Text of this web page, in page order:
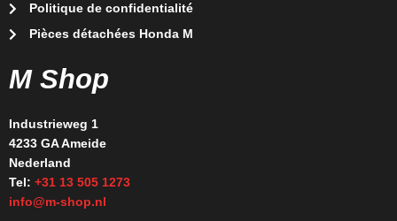
Politique de confidentialité
Pièces détachées Honda M
M Shop
Industrieweg 1
4233 GA Ameide
Nederland
Tel: +31 13 505 1273
info@m-shop.nl